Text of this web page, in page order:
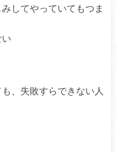
してやっていてもつま
、失敗すらできない人